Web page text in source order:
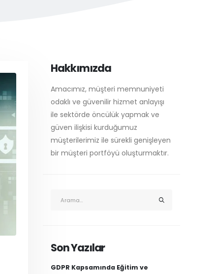
Hakkımızda
Amacımız, müşteri memnuniyeti
odaklı ve güvenilir hizmet anlayışı
ile sektörde öncülük yapmak ve
güven ilişkisi kurduğumuz
müşterilerimiz ile sürekli genişleyen
bir müşteri portföyü oluşturmaktır.
Son Yazılar
GDPR Kapsamında Eğitim ve